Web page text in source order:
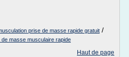
prise de masse rapide gratuit /
masse musculaire rapide
Haut de page